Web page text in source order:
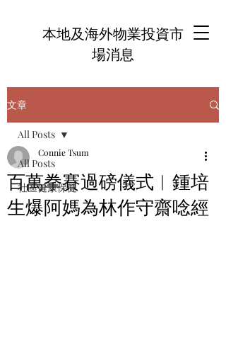
本地及海外物業投資市
場消息
文章
All Posts
社區健康保健
All Posts
百萬拳賽過磅儀式︱鍾培
生爆阿媽為林作守齋唸經
Connie Tsum